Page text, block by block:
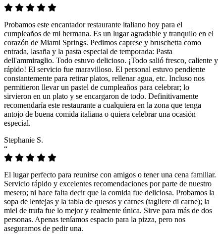
Probamos este encantador restaurante italiano hoy para el
cumpleaños de mi hermana. Es un lugar agradable y tranquilo en el
corazón de Miami Springs. Pedimos caprese y bruschetta como
entrada, lasaña y la pasta especial de temporada: Pasta
dell'ammiraglio. Todo estuvo delicioso. ¡Todo salió fresco, caliente y
rápido! El servicio fue maravilloso. El personal estuvo pendiente
constantemente para retirar platos, rellenar agua, etc. Incluso nos
permitieron llevar un pastel de cumpleaños para celebrar; lo
sirvieron en un plato y se encargaron de todo. Definitivamente
recomendaría este restaurante a cualquiera en la zona que tenga
antojo de buena comida italiana o quiera celebrar una ocasión
especial.
Stephanie S.
“
El lugar perfecto para reunirse con amigos o tener una cena familiar.
Servicio rápido y excelentes recomendaciones por parte de nuestro
mesero; ni hace falta decir que la comida fue deliciosa. Probamos la
sopa de lentejas y la tabla de quesos y carnes (tagliere di carne); la
miel de trufa fue lo mejor y realmente única. Sirve para más de dos
personas. Apenas teníamos espacio para la pizza, pero nos
aseguramos de pedir una.